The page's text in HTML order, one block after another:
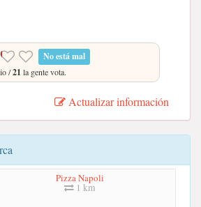
No está mal
/21 la gente vota.
Actualizar información
Pizza Napoli
1 km